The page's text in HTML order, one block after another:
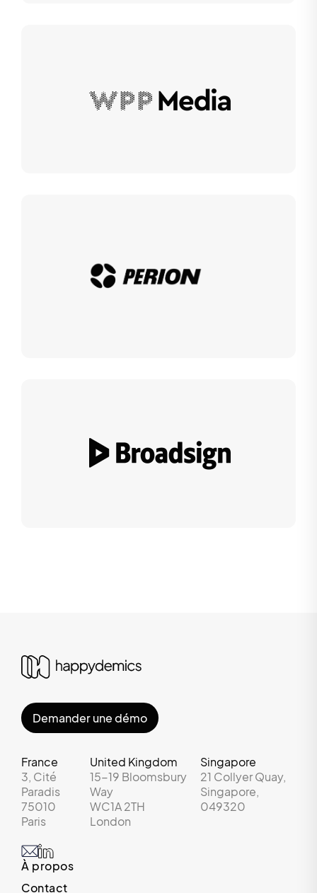
Demander une démo
France
3, Cité
Paradis
75010
Paris
United Kingdom
15-19 Bloomsbury
Way
WC1A 2TH
London
Singapore
21 Collyer Quay,
Singapore,
049320
À propos
Contact